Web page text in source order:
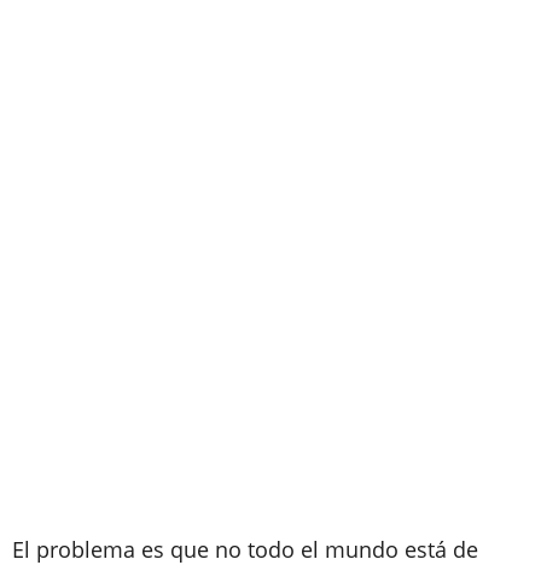
El problema es que no todo el mundo está de